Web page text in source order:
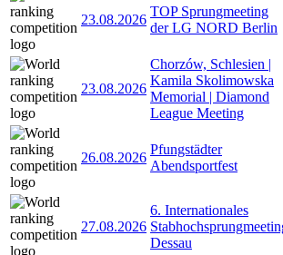
23.08.2026
TOP Sprungmeeting
der LG NORD Berlin
23.08.2026
Chorzów, Schlesien |
Kamila Skolimowska
Memorial | Diamond
League Meeting
26.08.2026
Pfungstädter
Abendsportfest
27.08.2026
6. Internationales
Dessau